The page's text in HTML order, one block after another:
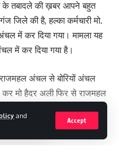
and
Accept
के तबादले की ख़बर आपने बहुत
जिले की है, हल्का कर्मचारी मो.
में कर दिया गया। मामला यह
में कर दिया गया है।
राजमहल अंचल से बोरियों अंचल
कर मो हैदर अली फिर से राजमहल
लोग किसी मंत्री का भी नाम
साहब का ही है।